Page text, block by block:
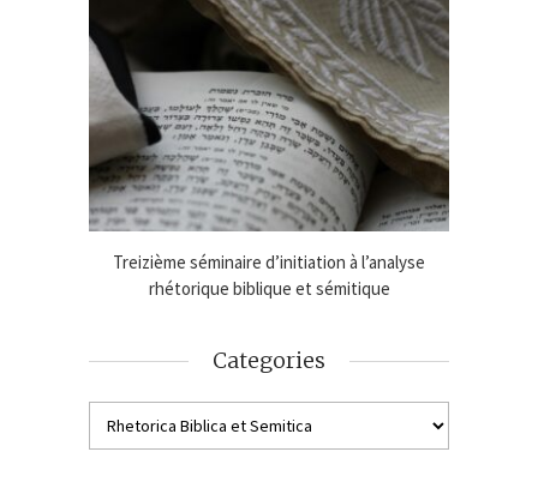
Treizième séminaire d’initiation à l’analyse
rhétorique biblique et sémitique
Categories